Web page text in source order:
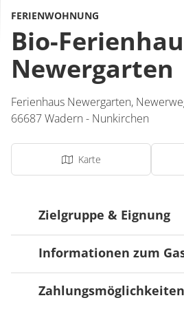
FERIENWOHNUNG
Bio-
Newergarten
Ferienhaus Newergarten,
66687Wadern - Nunkirchen
Karte
Zielgruppe & Eignung
Ausrichtung
Für Senioren besonders
Für Familien besonders
Informationen zum
Serviceangebote
Zahlungsmöglichkeiten